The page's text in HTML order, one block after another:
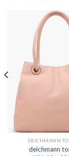
DEICHMANN
deichmann